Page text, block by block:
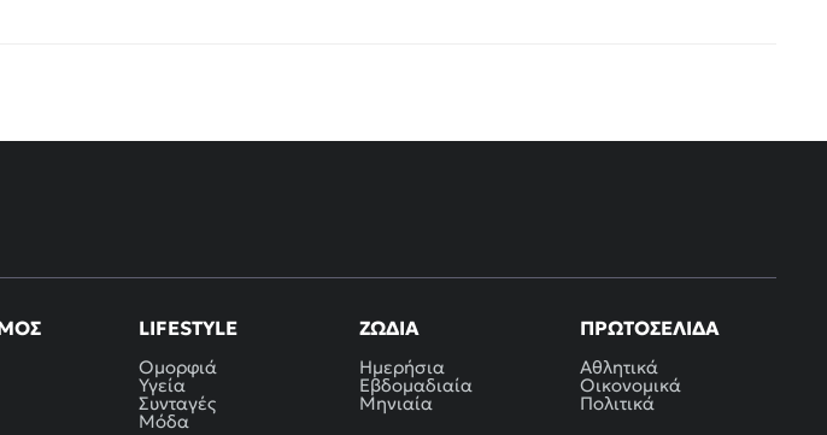
LIFESTYLE
Ομορφιά
Υγεία
Συνταγές
Μόδα
ΖΏΔΙΑ
Ημερήσια
Εβδομαδιαία
Μηνιαία
ΠΡΩΤΟΣΈΛΙΔΑ
Αθλητικά
Οικονομικά
Πολιτικά